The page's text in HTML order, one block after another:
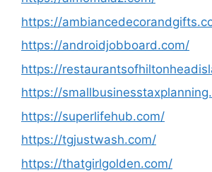
https://
https://androidjobboard.com/
https://
https://
https://superlifehub.com/
https://tgjustwash.com/
https://thatgirlgolden.com/